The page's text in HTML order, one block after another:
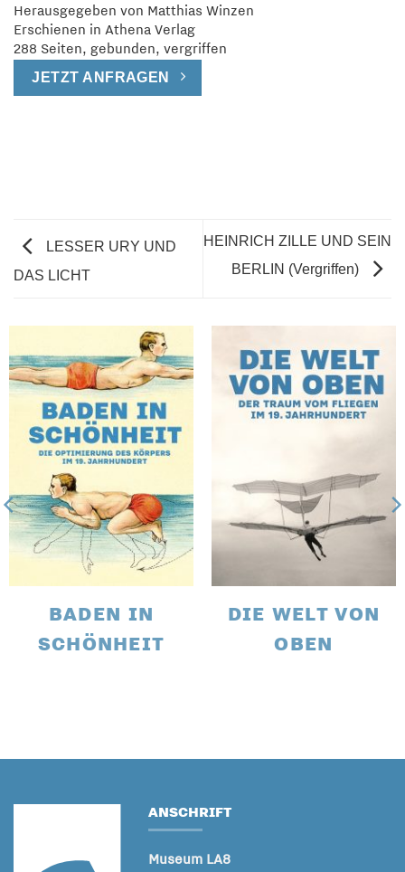
Herausgegeben von Matthias Winzen
Erschienen in Athena Verlag
288 Seiten, gebunden, vergriffen
JETZT ANFRAGEN
LESSER URY UND
DAS LICHT
HEINRICH ZILLE UND SEIN
BERLIN (Vergriffen)
BADEN IN
SCHÖNHEIT
DIE WELT VON
OBEN
ANSCHRIFT
Museum LA8